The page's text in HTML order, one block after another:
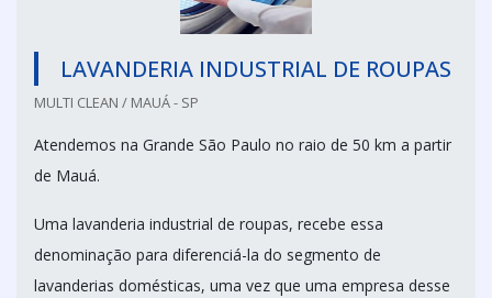
LAVANDERIA INDUSTRIAL DE ROUPAS
MULTI CLEAN / MAUÁ - SP
Atendemos na Grande São Paulo no raio de 50 km a partir
de Mauá.
Uma lavanderia industrial de roupas, recebe essa
denominação para diferenciá-la do segmento de
lavanderias domésticas, uma vez que uma empresa desse